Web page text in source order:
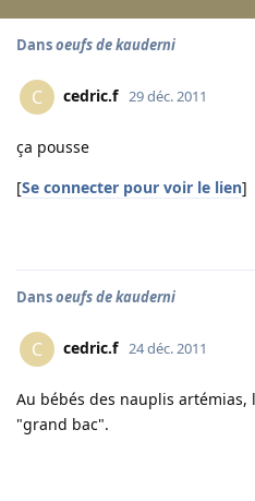
Dansoeufs de kauderni
C cedric.f 29 déc. 2011
ça pousse
[Se connecter pour voir le lien]
Dansoeufs de kauderni
C cedric.f 24 déc. 2011
Au bébés des nauplis
"grand bac".